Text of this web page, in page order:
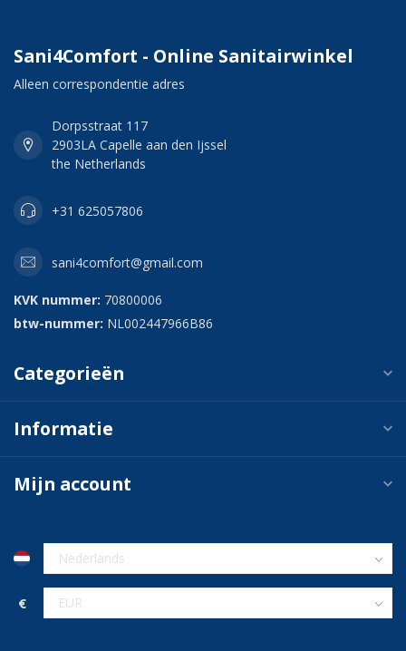
Sani4Comfort - Online Sanitairwinkel
Alleen correspondentie adres
Dorpsstraat 117
2903LA Capelle aan den Ijssel
the Netherlands
+31 625057806
sani4comfort@gmail.com
KVK nummer: 70800006
btw-nummer: NL002447966B86
Categorieën
Informatie
Mijn account
€